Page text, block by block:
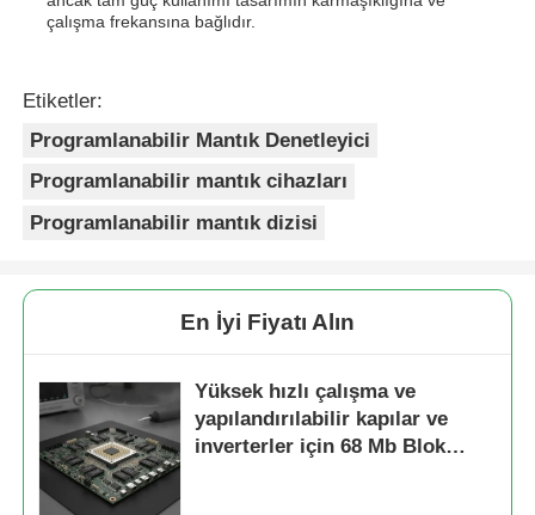
çalışma frekansına bağlıdır.
Etiketler:
Programlanabilir Mantık Denetleyici
Programlanabilir mantık cihazları
Programlanabilir mantık dizisi
En İyi Fiyatı Alın
Yüksek hızlı çalışma ve
yapılandırılabilir kapılar ve
inverterler için 68 Mb Blok